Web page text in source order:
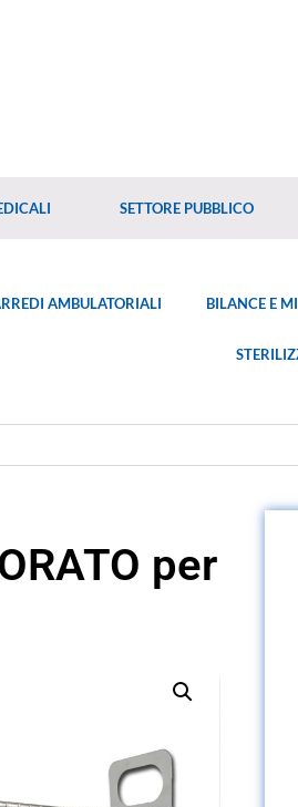
SETTORE PUBBLICO
AMBULATORIALI BILANCE E
per